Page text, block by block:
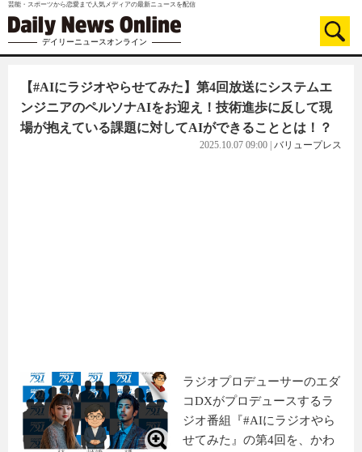
芸能・スポーツから恋愛まで人気メディアの最新ニュースを配信
デイリーニュースオンライン
【#AIにラジオやらせてみた】第4回放送にシステムエ
ンジニアのペルソナAIをお迎え！技術進歩に反して現
場が抱えている課題に対してAIができることとは！？
2025.10.07 09:00 バリュープレス
ラジオプロデューサーのエダ
コDXがプロデュースするラ
ジオ番組『#AIにラジオやら
せてみた』の第4回を、かわ